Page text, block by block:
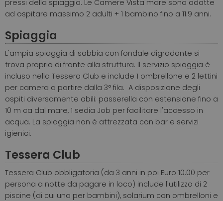
pressi della spiaggia. Le Camere Vista mare sono adatte
ad ospitare massimo 2 adulti + 1 bambino fino a 11.9 anni.
Spiaggia
L'ampia spiaggia di sabbia con fondale digradante si
trova proprio di fronte alla struttura. Il servizio spiaggia è
incluso nella Tessera Club e include 1 ombrellone e 2 lettini
per camera a partire dalla 3° fila. A disposizione degli
ospiti diversamente abili: passerella con estensione fino a
10 m ca dal mare, 1 sedia Job per facilitare l'accesso in
acqua. La spiaggia non è attrezzata con bar e servizi
igienici.
Tessera Club
Tessera Club obbligatoria (da 3 anni in poi Euro 10.00 per
persona a notte da pagare in loco) include l'utilizzo di 2
piscine (di cui una per bambini), solarium con ombrelloni e